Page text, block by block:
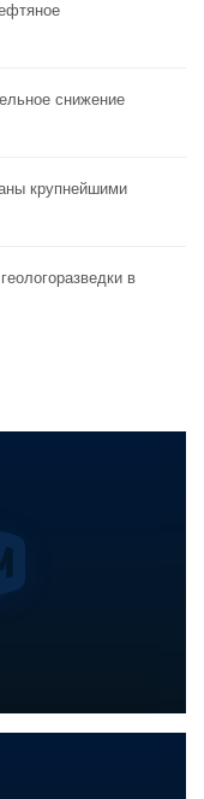
снижение
крупнейшими
в